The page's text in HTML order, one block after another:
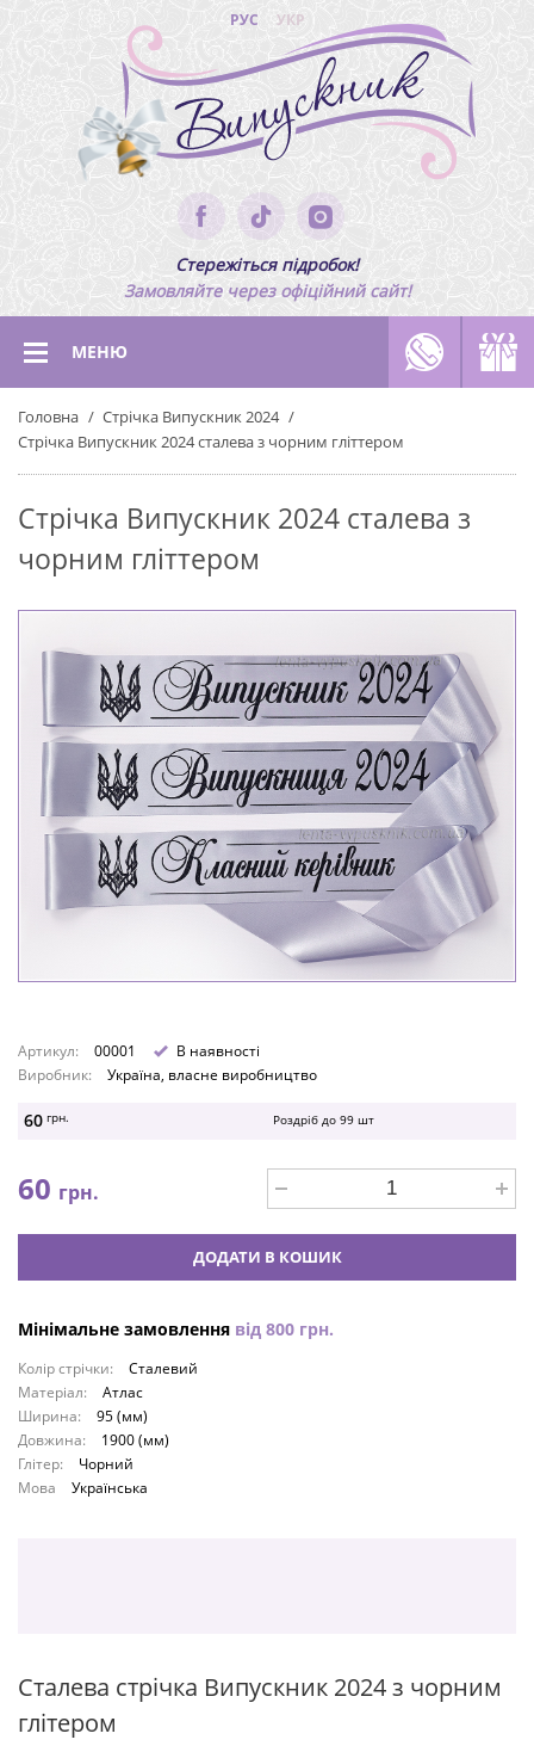
РУС УКР
Стережіться підробок!
Замовляйте через офіційний сайт!
МЕНЮ
Головна
Стрічка Випускник 2024
Стрічка Випускник 2024 сталева з чорним гліттером
Стрічка Випускник 2024 сталева з
чорним гліттером
Артикул: 00001
В наявності
Виробник:
Україна, власне виробництво
60 грн. Роздріб до 99 шт
60 грн.
ДОДАТИ В КОШИК
Мінімальне замовлення від 800 грн.
Колір стрічки:
Сталевий
Матеріал:
Атлас
Ширина:
95 (мм)
Довжина:
1900 (мм)
Глітер:
Чорний
Мова
Українська
Сталева стрічка Випускник 2024 з чорним
глітером